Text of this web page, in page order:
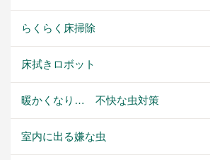
らくらく床掃除
床拭きロボット
暖かくなり… 不快な虫対策
室内に出る嫌な虫